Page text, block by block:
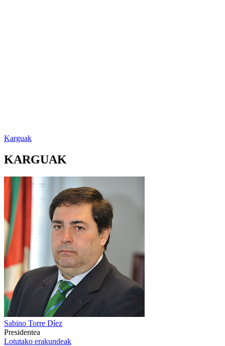
Karguak
KARGUAK
Sabino Torre Díez
Presidentea
Lotutako erakundeak